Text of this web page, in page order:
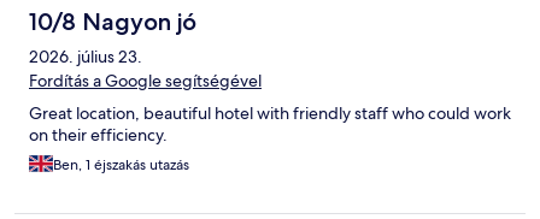
10/8 Nagyon jó
2026. július 23.
Fordítás a Google segítségével
Great location, beautiful hotel with friendly staff who could work
on their efficiency.
Ben, 1 éjszakás utazás